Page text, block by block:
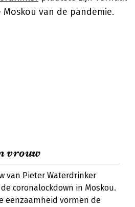
van de pandemie.
vrouw
van Pieter Waterdrinker
coronalockdown in Moskou.
eenzaamheid vormen de